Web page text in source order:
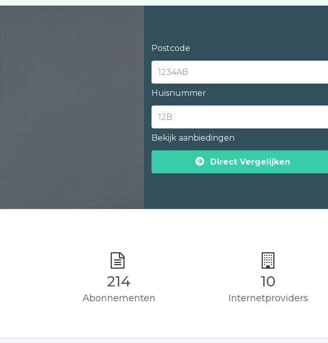
Postcode
Huisnummer
Bekijk aanbiedingen
Direct Vergelijken
215
Abonnementen
10
Internetproviders